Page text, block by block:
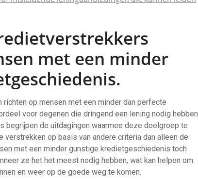
met een minder
op mensen met een minder dan perfecte
voor degenen die dringend een lening nodig hebben
de uitdagingen waarmee deze doelgroep te
verstrekken op basis van andere criteria dan alleen de
met een minder gunstige kredietgeschiedenis toch
ze het het meest nodig hebben, wat kan helpen om
en weer op de goede weg te komen.